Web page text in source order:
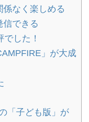
なく楽しめる
できる
した！
」が大成
「子ども版」が